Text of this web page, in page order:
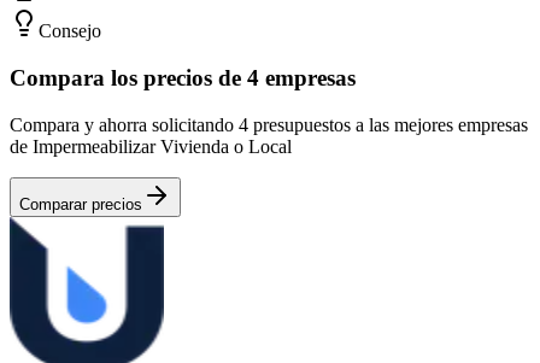
Consejo
Compara los precios de 4 empresas
Compara y ahorra solicitando 4 presupuestos a las mejores empresas
de Impermeabilizar Vivienda o Local
Comparar precios